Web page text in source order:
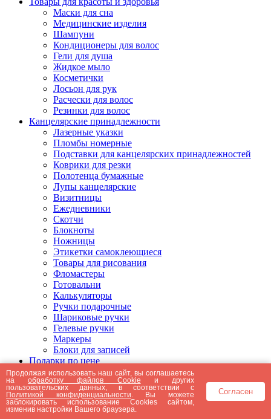
Маски для сна
Медицинские изделия
Шампуни
Кондиционеры для волос
Гели для душа
Жидкое мыло
Косметички
Лосьон для рук
Расчески для волос
Резинки для волос
Канцелярские принадлежности
Лазерные указки
Пломбы номерные
Подставки для канцелярских принадлежностей
Коврики для резки
Полотенца бумажные
Лупы канцелярские
Визитницы
Ежедневники
Скотчи
Блокноты
Ножницы
Этикетки самоклеющиеся
Товары для рисования
Фломастеры
Готовальни
Калькуляторы
Ручки подарочные
Шариковые ручки
Гелевые ручки
Маркеры
Блоки для записей
Подарки по цене
Подарки от 5000 рублей
Подарки до 5000 рублей
Подарки до 3000 рублей
Подарки до 2000 рублей
Подарки до 1000 рублей
Продолжая использовать наш сайт, вы соглашаетесь
наобработку файлов Cookie и других
пользовательских данных, в соответствии с
Политикой конфиденциальности . Вы можете
заблокировать использование Cookies сайтом,
изменив настройки Вашего браузера.
Согласен